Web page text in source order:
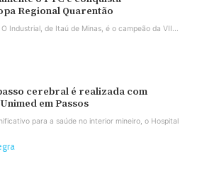
Regional Quarentão
Industrial, de Itaú de Minas, é o campeão da VII...
cerebral é realizada com
em Passos
para a saúde no interior mineiro, o Hospital